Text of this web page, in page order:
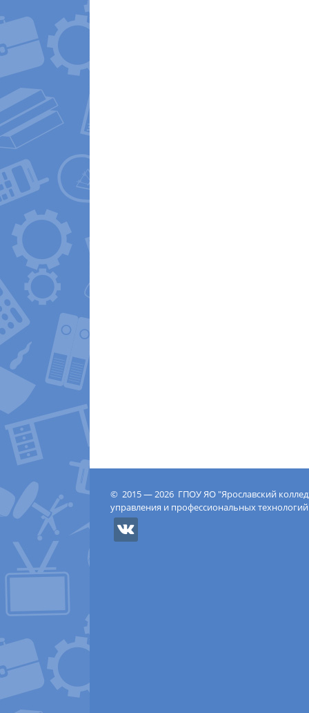
© 2015 — 2026 ГПОУ ЯО "Ярославский
управления и профессиональных